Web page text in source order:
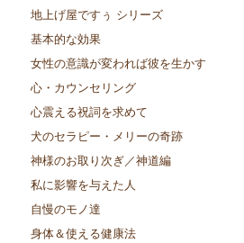
地上げ屋ですぅ シリーズ
基本的な効果
女性の意識が変われば彼を生かす
心・カウンセリング
心震える祝詞を求めて
犬のセラピー・メリーの奇跡
神様のお取り次ぎ／神道編
私に影響を与えた人
自慢のモノ達
身体＆使える健康法